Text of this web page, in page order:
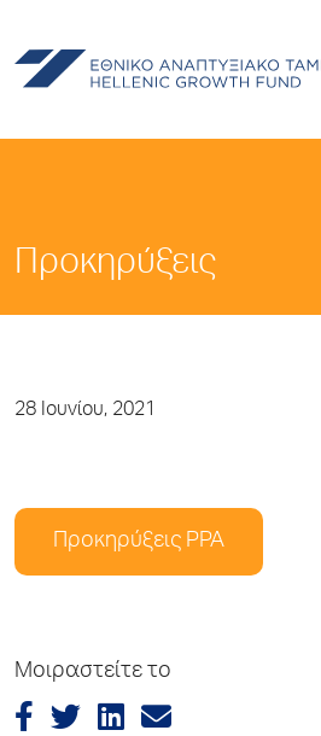
Προκηρύξεις
28 Ιουνίου, 2021
Προκηρύξεις PPA
Μοιραστείτε το